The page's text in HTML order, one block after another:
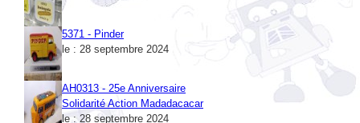
5371 - Pinder
le : 28 septembre 2024
5370 - Bacardi